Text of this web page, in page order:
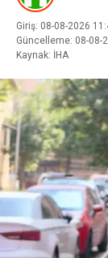
Giriş: 08-08-2026
Güncelleme: 08-08-
Kaynak: İHA